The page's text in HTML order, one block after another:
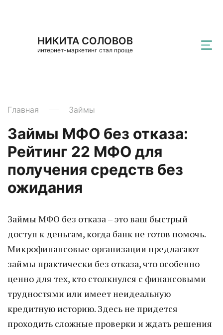
НИКИТА СОЛОВОВ
интернет-маркетинг стал проще
Главная Займы
Займы МФО без отказа:
Рейтинг 22 МФО для
получения средств без
ожидания
Займы МФО без отказа – это ваш быстрый
доступ к деньгам, когда банк не готов помочь.
Микрофинансовые организации предлагают
займы практически без отказа, что особенно
ценно для тех, кто столкнулся с финансовыми
трудностями или имеет неидеальную
кредитную историю. Здесь не придется
проходить сложные проверки и ждать решения